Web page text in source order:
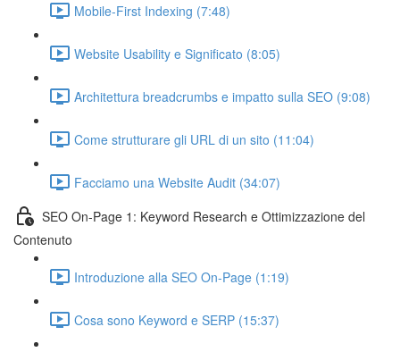
Mobile-First Indexing (7:48)
Website Usability e Significato (8:05)
Architettura breadcrumbs e impatto sulla SEO (9:08)
Come strutturare gli URL di un sito (11:04)
Facciamo una Website Audit (34:07)
SEO On-Page 1: Keyword Research e Ottimizzazione del
Contenuto
Introduzione alla SEO On-Page (1:19)
Cosa sono Keyword e SERP (15:37)